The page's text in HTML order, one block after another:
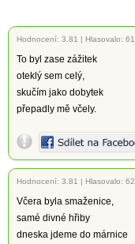
Hodnocení: 3.81 | Hlasovalo: 61
To byl zase zážitek
oteklý sem celý,
skučím jako dobytek
přepadly mě včely.
Hodnocení: 3.81 | Hlasovalo: 62
Včera byla smaženice,
samé divné hřiby
dneska jdeme do márnice